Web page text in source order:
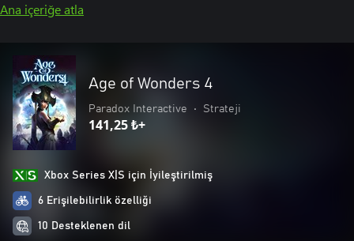
Ana içeriğe atla
Age of Wonders 4
Paradox Interactive • Strateji
141,25 ₺+
Xbox Series X|S için İyileştirilmiş
6 Erişilebilirlik özelliği
10 Desteklenen dil